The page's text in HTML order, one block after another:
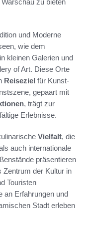
zu bieten
und Moderne
wie dem
kleinen Galerien und
of Art. Diese Orte
Reiseziel für Kunst-
gepaart mit
, trägt zur
Erlebnisse.
Vielfalt, die
auch internationale
präsentieren
Zentrum der Kultur in
Touristen
an Erfahrungen und
Stadt erleben